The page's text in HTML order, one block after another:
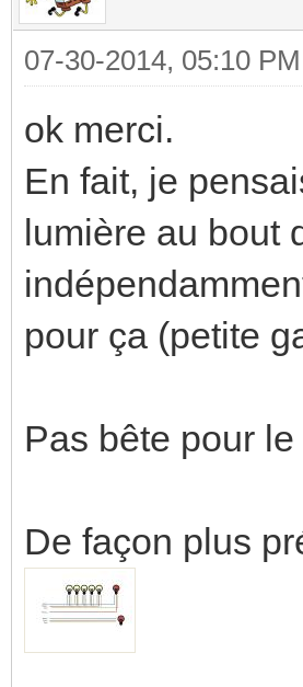
07-30-2014, 05:10 PM
ok merci.
En fait, je
lumière au bout
pour ça (petite
Pas bête pour
De façon plus